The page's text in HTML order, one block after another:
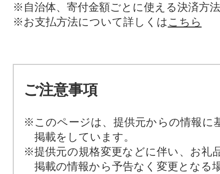
※自治体、寄付金額ごとに使える決済方
※お支払方法について詳しくは こちら
ご注意事項
※このページは、提供元からの情報に
掲載をしています。
※提供元の規格変更などに伴い、お礼
掲載の情報から予告なく変更となる